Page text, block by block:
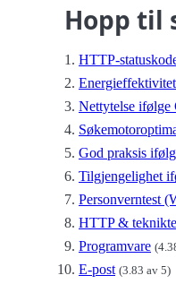
Hopp til
HTTP-
Energieffektivitet
Nettytelse ifølge
God praksis
Tilgjengelighet
Personverntest
HTTP &
Programvare
E-post (3.83 av 5)